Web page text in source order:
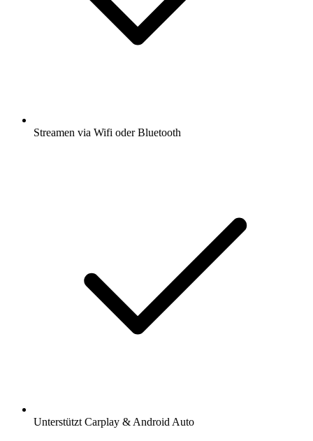
Streamen via Wifi oder Bluetooth
Unterstützt Carplay & Android Auto